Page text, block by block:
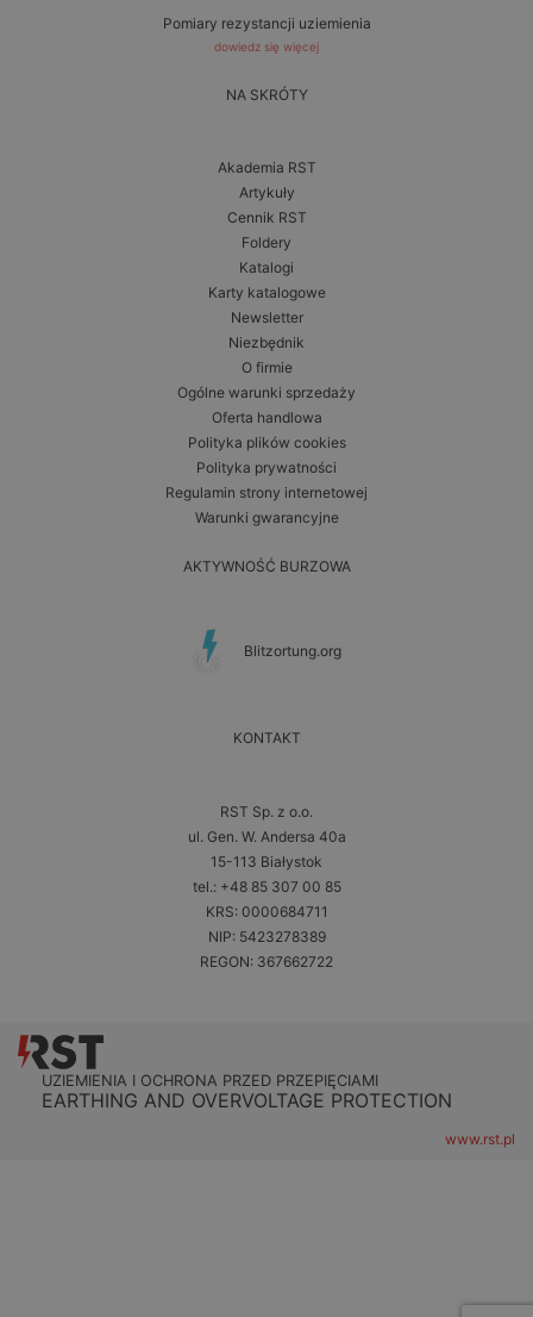
Pomiary rezystancji uziemienia
dowiedz się więcej
NA SKRÓTY
Akademia RST
Artykuły
Cennik RST
Foldery
Katalogi
Karty katalogowe
Newsletter
Niezbędnik
O firmie
Ogólne warunki sprzedaży
Oferta handlowa
Polityka plików cookies
Polityka prywatności
Regulamin strony internetowej
Warunki gwarancyjne
AKTYWNOŚĆ BURZOWA
Blitzortung.org
KONTAKT
RST Sp. z o.o.
ul. Gen. W. Andersa 40a
15-113 Białystok
tel.: +48 85 307 00 85
KRS: 0000684711
NIP: 5423278389
REGON: 367662722
UZIEMIENIA I OCHRONA PRZED PRZEPIĘCIAMI
EARTHING AND OVERVOLTAGE PROTECTION
www.rst.pl